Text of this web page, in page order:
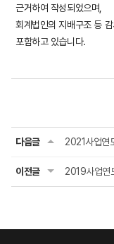
근거하여 작성되었으며,
회계법인의 지배구조 등
포함하고 있습니다.
다음글 2021사업연
이전글 2019사업연